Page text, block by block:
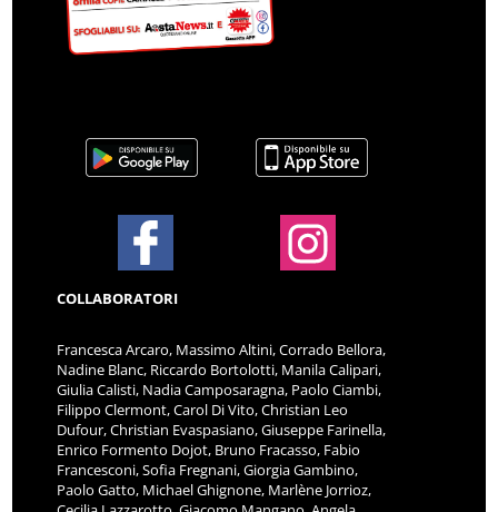
COLLABORATORI
Francesca Arcaro, Massimo Altini, Corrado Bellora,
Nadine Blanc, Riccardo Bortolotti, Manila Calipari,
Giulia Calisti, Nadia Camposaragna, Paolo Ciambi,
Filippo Clermont, Carol Di Vito, Christian Leo
Dufour, Christian Evaspasiano, Giuseppe Farinella,
Enrico Formento Dojot, Bruno Fracasso, Fabio
Francesconi, Sofia Fregnani, Giorgia Gambino,
Paolo Gatto, Michael Ghignone, Marlène Jorrioz,